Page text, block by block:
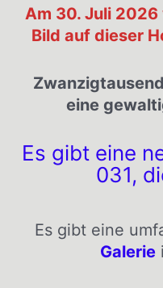
Am 30. Juli
Bild auf dieser
eine
Es gibt eine
031,
Es gibt eine
Galerie